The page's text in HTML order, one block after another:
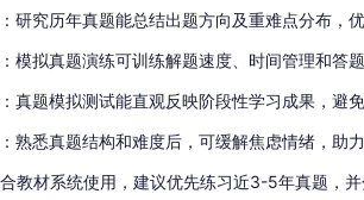
研究历年真题能总结出题方向及重难点分布，优
模拟真题演练可训练解题速度、时间管理和答
真题模拟测试能直观反映阶段性学习成果，避免
熟悉真题结构和难度后，可缓解焦虑情绪，助力
教材系统使用，建议优先练习近3-5年真题，并